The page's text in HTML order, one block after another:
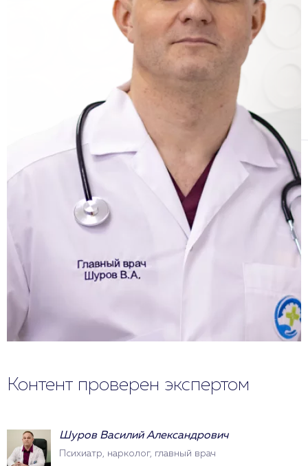
Контент проверен экспертом
Шуров Василий Александрович
Психиатр, нарколог, главный врач